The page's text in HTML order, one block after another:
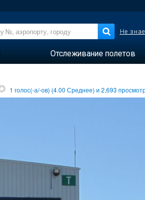
Не
Отслеживание полетов
1 голос(-а/-ов) (4.00 Среднее) и2,693